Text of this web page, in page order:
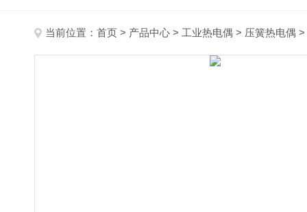
当前位置： 首页 > 产品中心 > 工业热电偶 > 压簧热电偶 >